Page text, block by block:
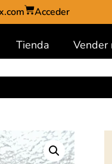
Acceder
Tienda Vender